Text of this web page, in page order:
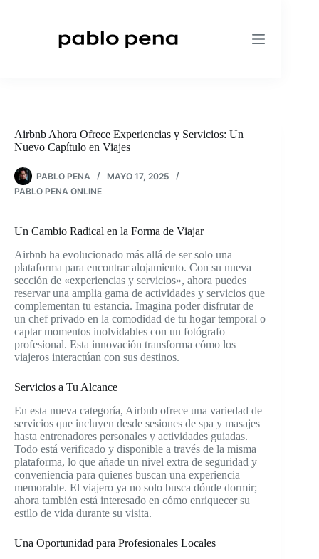
Airbnb Ahora Ofrece Experiencias y Servicios: Un
Nuevo Capítulo en Viajes
PABLO PENA
MAYO 17, 2025
PABLO PENA ONLINE
Un Cambio Radical en la Forma de Viajar
Airbnb ha evolucionado más allá de ser solo una
plataforma para encontrar alojamiento. Con su nueva
sección de «experiencias y servicios», ahora puedes
reservar una amplia gama de actividades y servicios que
complementan tu estancia. Imagina poder disfrutar de
un chef privado en la comodidad de tu hogar temporal o
captar momentos inolvidables con un fotógrafo
profesional. Esta innovación transforma cómo los
viajeros interactúan con sus destinos.
Servicios a Tu Alcance
En esta nueva categoría, Airbnb ofrece una variedad de
servicios que incluyen desde sesiones de spa y masajes
hasta entrenadores personales y actividades guiadas.
Todo está verificado y disponible a través de la misma
plataforma, lo que añade un nivel extra de seguridad y
conveniencia para quienes buscan una experiencia
memorable. El viajero ya no solo busca dónde dormir;
ahora también está interesado en cómo enriquecer su
estilo de vida durante su visita.
Una Oportunidad para Profesionales Locales